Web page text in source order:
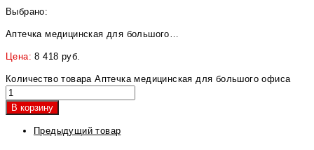
Выбрано:
Аптечка медицинская для большого…
Цена:8 418 руб.
Количество товара Аптечка медицинская для большого офиса
В корзину
Предыдущий товар